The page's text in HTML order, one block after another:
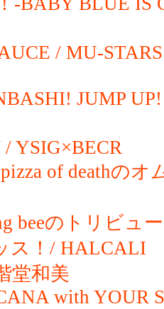
/ MU-
JUMP
YSIG×BECR
of deathのオ
beeのトリビュ
ス！/ HALCALI
堂和美
with YOUR